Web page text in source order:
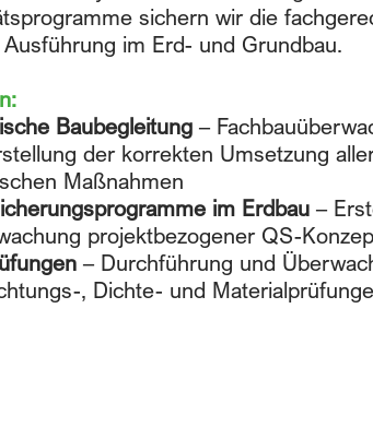
sichern wir die
Ausführung im Erd- und Grundbau.
Baubegleitung –
der korrekten Umsetzung
Maßnahmen
im Erdbau –
projektbezogener QS-
– Durchführung und
, Dichte- und